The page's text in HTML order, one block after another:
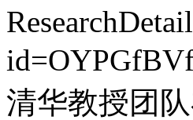
清华教授团